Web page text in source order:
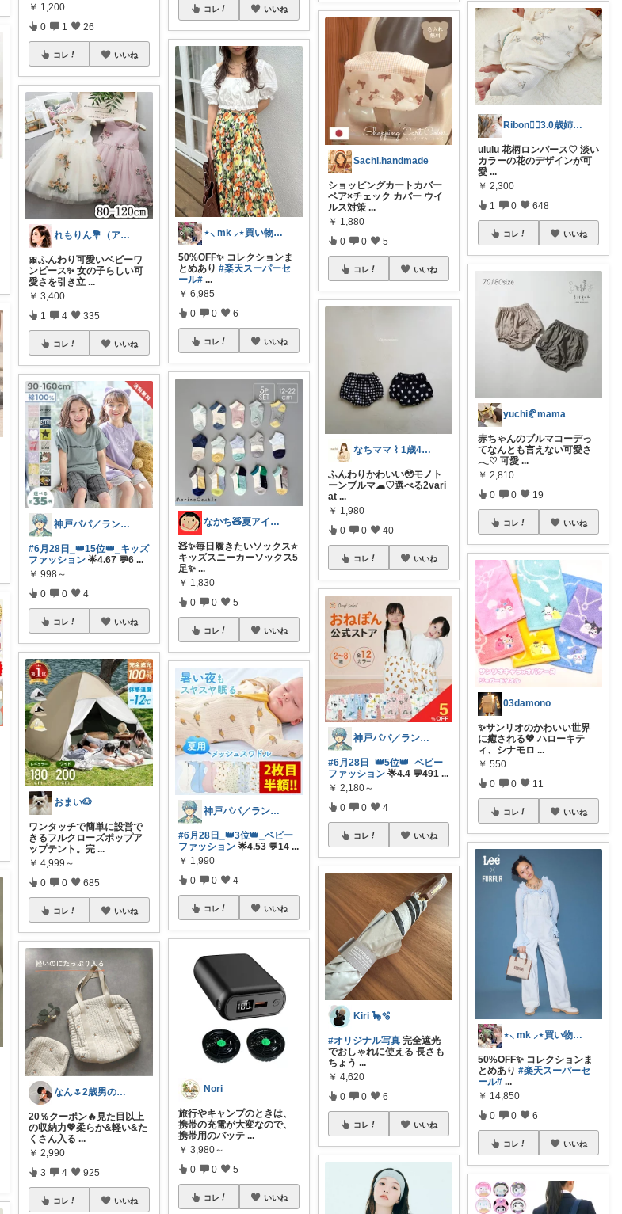
￥ 1,200
0 1 26
コレ いいね
れもりん💐（アイコン変更しました）
🎀ふんわり可愛いベビーワ
ンピース✨ 女の子らしい可
愛さを引き立 ...
￥ 3,400
1 4 335
コレ いいね
神戸パパ／ランキング＆レビュー毎日掲載
#6月28日_👑15位👑_キッズ
ファッション 🌟4.67 💬6 ...
￥ 998～
0 0 4
コレ いいね
おまい🐶
ワンタッチで簡単に設営で
きるフルクローズポップア
ップテント。完 ...
￥ 4,999～
0 0 685
コレ いいね
なん🌷2歳男の子ママ⿻*.アイコン変更
20％クーポン🔥見た目以上
の収納力💖柔らか&軽い&た
くさん入る ...
￥ 2,990
3 4 925
コレ いいね
コレ いいね
⋆⸜ mk ⸝⋆買い物は楽天で
50%OFF✨ コレクションま
とめあり#楽天スーパーセ
ール# ...
￥ 6,985
0 0 6
コレ いいね
なかち🧸夏アイテム＆便利グッズ✨
🧸✨毎日履きたいソックス⭐️
キッズスニーカーソックス5
足✨...
￥ 1,830
0 0 5
コレ いいね
神戸パパ／ランキング＆レビュー毎日掲載
#6月28日_👑3位👑_ベビー
ファッション 🌟4.53 💬14 ...
￥ 1,990
0 0 4
コレ いいね
Nori
旅行やキャンプのときは、
携帯の充電が大変なので、
携帯用のバッテ ...
￥ 3,980～
0 0 5
コレ いいね
Sachi.handmade
ショッピングカートカバー
ベア×チェック カバー ウイ
ルス対策 ...
￥ 1,880
0 0 5
コレ いいね
なちママ ⌇ 1歳4歳ママ
ふんわりかわいい🥹モノト
ーンブルマ︎︎☁♡選べる2vari
at ...
￥ 1,980
0 0 40
コレ いいね
神戸パパ／ランキング＆レビュー毎日掲載
#6月28日_👑5位👑_ベビー
ファッション 🌟4.4 💬491 ...
￥ 2,180～
0 0 4
コレ いいね
Kiri 🦕🫧
#オリジナル写真 完全遮光
でおしゃれに使える 長さも
ちょう ...
￥ 4,620
0 0 6
コレ いいね
Ribon❁⃘3.0歳姉妹ﾏﾏ👧🏻♡
ululu 花柄ロンパース♡ 淡い
カラーの花のデザインが可
愛 ...
￥ 2,300
1 0 648
コレ いいね
yuchi🥐mama
赤ちゃんのブルマコーデっ
てなんとも言えない可愛さ
𓂃♡ 可愛 ...
￥ 2,810
0 0 19
コレ いいね
03damono
✨サンリオのかわいい世界
に癒される💖 ハローキテ
ィ、シナモロ ...
￥ 550
0 0 11
コレ いいね
⋆⸜ mk ⸝⋆買い物は楽天で
50%OFF✨ コレクションま
とめあり#楽天スーパーセ
ール# ...
￥ 14,850
0 0 6
コレ いいね